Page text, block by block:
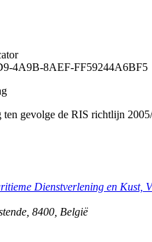
4A9B-8AEF-FF59244A6BF5
gevolge de RIS richtlijn
Dienstverlening en Kust,
8400 België